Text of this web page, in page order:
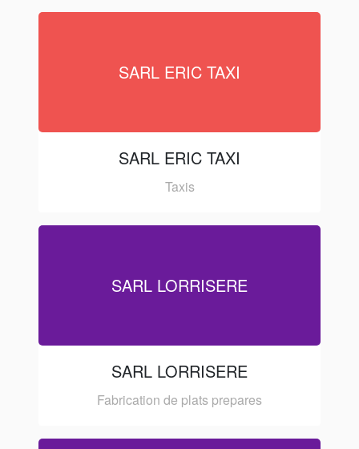
SARL ERIC TAXI
SARL ERIC TAXI
Taxis
SARL LORRISERE
SARL LORRISERE
Fabrication de plats prepares